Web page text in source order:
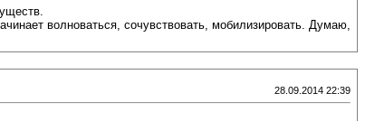
волноваться, сочувствовать, мобилизировать. Думаю,
28.09.2014 22:39